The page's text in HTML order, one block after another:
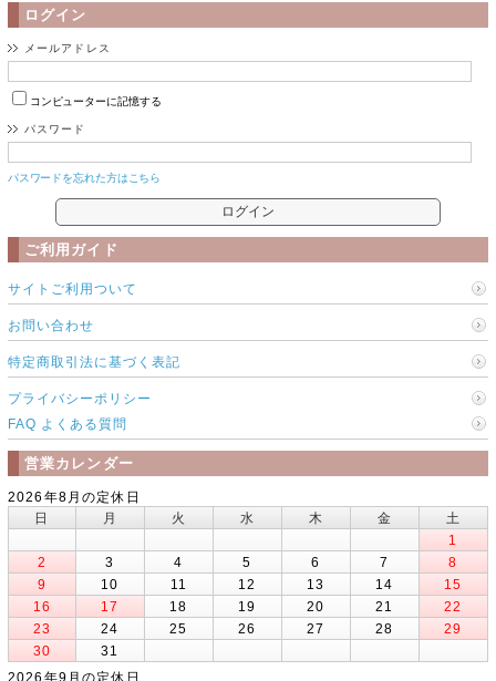
ログイン
メールアドレス
コンピューターに記憶する
パスワード
パスワードを忘れた方はこちら
ご利用ガイド
サイトご利用ついて
お問い合わせ
特定商取引法に基づく表記
プライバシーポリシー
FAQ よくある質問
営業カレンダー
2026年8月の定休日
日
月 火 水 木 金
土
1
2
3 4 5 6 7
8
9
10 11 12 13 14
15
16
17 18 19 20 21
22
23
24 25 26 27 28
29
30
31
2026年9月の定休日